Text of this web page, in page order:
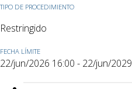
TIPO DE PROCEDIMIENTO
Restringido
FECHA LÍMITE
22/jun/2026 16:00 - 22/jun/